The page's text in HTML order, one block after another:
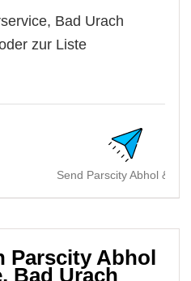
Bad Urach
zur Liste
Send Parscity Abhol &
Parscity Abhol
Bad Urach